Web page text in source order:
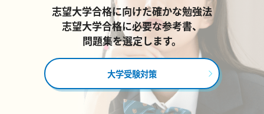
志望大学合格に向けた確かな勉強法
志望大学合格に必要な参考書、
問題集を選定します。
大学受験対策